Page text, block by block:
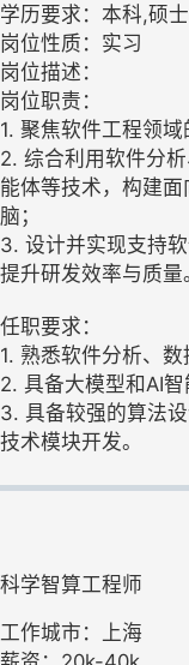
学历要求：本科,硕
岗位性质：实习
岗位描述：
岗位职责：
1. 聚焦软件工程领
2. 综合利用软件分
能体等技术，构建
脑；
3. 设计并实现支持
提升研发效率与质量
任职要求：
1. 熟悉软件分析、数
2. 具备大模型和AI智
3. 具备较强的算法
技术模块开发。
科学智算工程师
工作城市：上海